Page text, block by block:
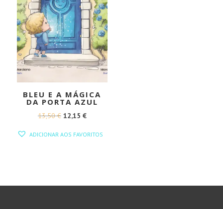
BLEU E A MÁGICA
DA PORTA AZUL
13,50€ O
12,15 €O
ADICIONAR AOS FAVORITOS